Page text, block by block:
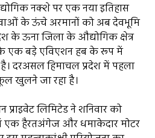
नक्शे पर एक नया इतिहास
के ऊंचे अरमानों को अब देवभूमि
के ऊना जिला के औद्योगिक क्षेत्र
एक बड़े एविएशन हब के रूप में
दरअसल हिमाचल प्रदेश में पहला
खुलने जा रहा है।
लिमिटेड ने शनिवार को
हैरतअंगेज और धमाकेदार मोटर